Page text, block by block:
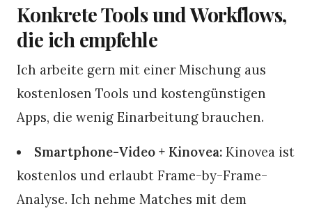
Konkrete Tools und Workflows,
die ich empfehle
Ich arbeite gern mit einer Mischung aus
kostenlosen Tools und kostengünstigen
Apps, die wenig Einarbeitung brauchen.
Smartphone-Video + Kinovea: Kinovea ist
kostenlos und erlaubt Frame-by-Frame-
Analyse. Ich nehme Matches mit dem